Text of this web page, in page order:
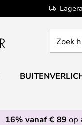
hier
de
16% vanaf € 89 op